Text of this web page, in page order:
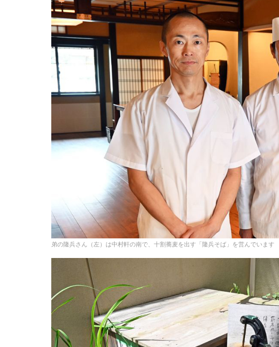
弟の隆兵さん（左）は中村軒の南で、十割蕎麦を出す「隆兵そば」を営んでいます